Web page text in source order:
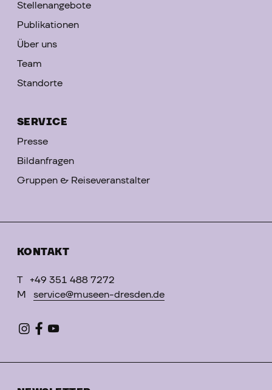
Stellenangebote
Publikationen
Über uns
Team
Standorte
SERVICE
Presse
Bildanfragen
Gruppen & Reiseveranstalter
KONTAKT
T
+49 351 488 7272
M
service@museen-dresden.de